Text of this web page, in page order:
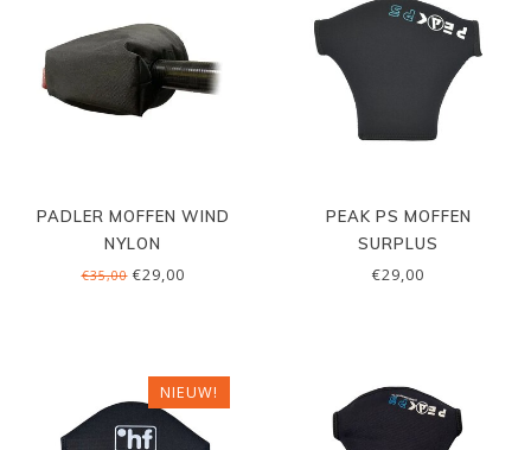
PADLER MOFFEN WIND
NYLON
€35,00€29,00
PEAK PS MOFFEN
SURPLUS
€29,00
NIEUW!